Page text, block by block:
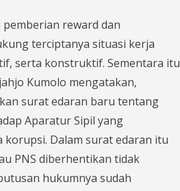
reward dan
terciptanya situasi kerja
serta konstruktif. Sementara itu
Kumolo mengatakan,
surat edaran baru tentang
Aparatur Sipil yang
korupsi. Dalam surat edaran itu
PNS diberhentikan tidak
hukumnya sudah